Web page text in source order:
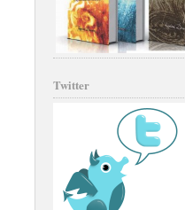
Twitter